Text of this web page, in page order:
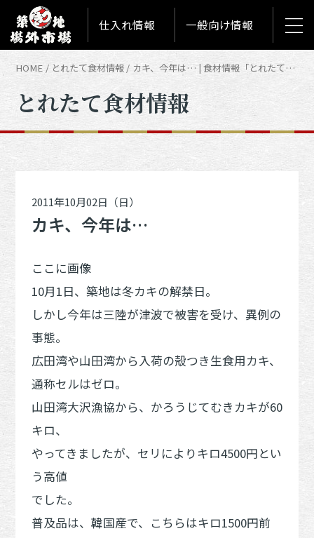
仕入れ情報 一般向け情報
HOME とれたて食材情報 カキ、今年は… | 食材情報「とれたて築地食材情報」
とれたて食材情報
2011年10月02日（日）
カキ、今年は…
ここに画像
10月1日、築地は冬カキの解禁日。
しかし今年は三陸が津波で被害を受け、異例の
事態。
広田湾や山田湾から入荷の殻つき生食用カキ、
通称セルはゼロ。
山田湾大沢漁協から、かろうじてむきカキが60
キロ、
やってきましたが、セリによりキロ4500円とい
う高値
でした。
普及品は、韓国産で、こちらはキロ1500円前